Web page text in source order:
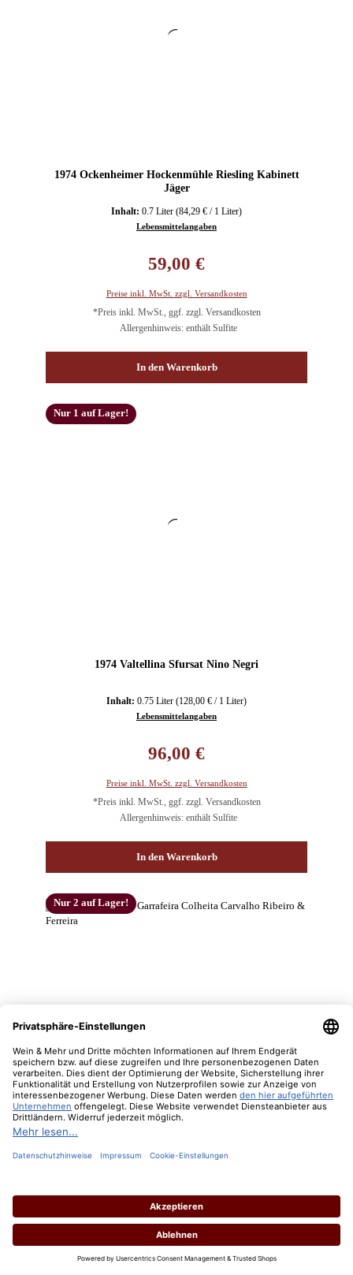
1974 Ockenheimer Hockenmühle Riesling Kabinett
Jäger
Inhalt: 0.7 Liter (84,29 € / 1 Liter)
Lebensmittelangaben
59,00 €
Preise inkl. MwSt. zzgl. Versandkosten
*Preis inkl. MwSt., ggf. zzgl. Versandkosten
Allergenhinweis: enthält Sulfite
In den Warenkorb
Nur 1 auf Lager!
1974 Valtellina Sfursat Nino Negri
Inhalt: 0.75 Liter (128,00 € / 1 Liter)
Lebensmittelangaben
96,00 €
Preise inkl. MwSt. zzgl. Versandkosten
*Preis inkl. MwSt., ggf. zzgl. Versandkosten
Allergenhinweis: enthält Sulfite
In den Warenkorb
Nur 2 auf Lager!
1974 Vinho Tinto Garrafeira Colheita Carvalho
Lebensmittelangaben
Regulärer Preis:
87,00 €